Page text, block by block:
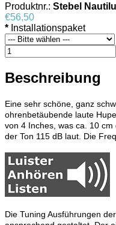
Produktnr.: Stebel
€56,50
* Installationspaket
Beschreibung
Eine sehr schöne, ganz
ohrenbetäubende laute
von 4 Inches, was ca. 10
der Ton 115 dB laut. Die
Die Tuning Ausführungen